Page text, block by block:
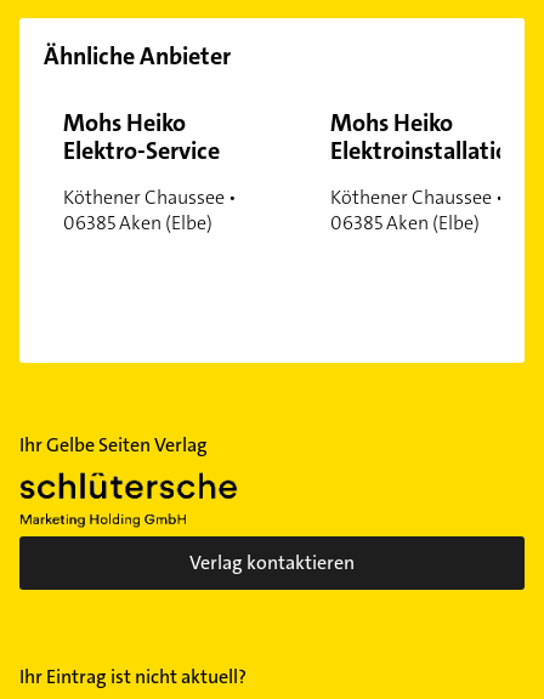
Ähnliche Anbieter
Mohs Heiko
Elektro-Service
Köthener Chaussee •
06385 Aken (Elbe)
Mohs Heiko
Elektroinstallation
Köthener Chaussee •
06385 Aken (Elbe)
Ihr Gelbe Seiten Verlag
Verlag kontaktieren
Ihr Eintrag ist nicht aktuell?